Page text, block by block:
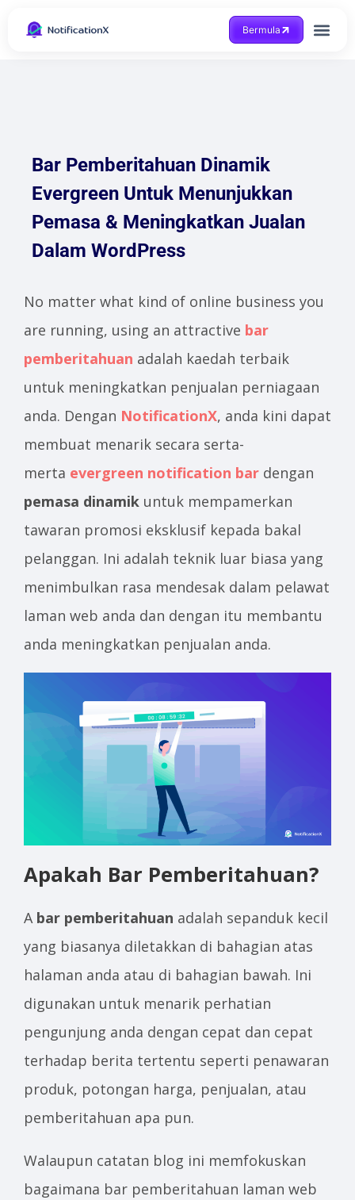
Bermula
Bar Pemberitahuan Dinamik
Evergreen Untuk Menunjukkan
Pemasa & Meningkatkan Jualan
Dalam WordPress
No matter what kind of online business you
are running, using an attractive bar
pemberitahuan adalah kaedah terbaik
untuk meningkatkan penjualan perniagaan
anda. Dengan NotificationX, anda kini dapat
membuat menarik secara serta-
merta evergreen notification bar dengan
pemasa dinamik untuk mempamerkan
tawaran promosi eksklusif kepada bakal
pelanggan. Ini adalah teknik luar biasa yang
menimbulkan rasa mendesak dalam pelawat
laman web anda dan dengan itu membantu
anda meningkatkan penjualan anda.
Apakah Bar Pemberitahuan?
A bar pemberitahuan adalah sepanduk kecil
yang biasanya diletakkan di bahagian atas
halaman anda atau di bahagian bawah. Ini
digunakan untuk menarik perhatian
pengunjung anda dengan cepat dan cepat
terhadap berita tertentu seperti penawaran
produk, potongan harga, penjualan, atau
pemberitahuan apa pun.
Walaupun catatan blog ini memfokuskan
bagaimana bar pemberitahuan laman web